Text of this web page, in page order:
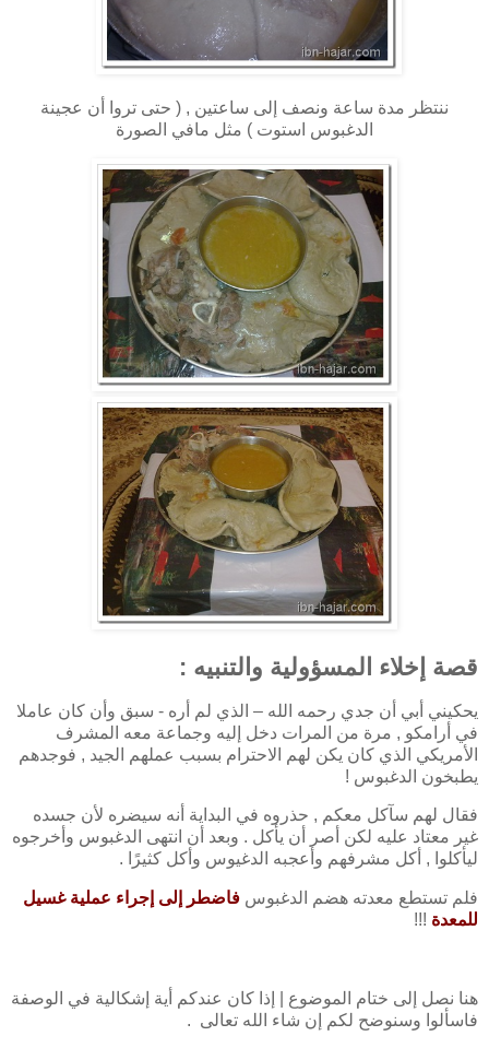
ننتظر مدة ساعة ونصف إلى ساعتين , ( حتى تروا أن عجينة
الدغبوس استوت ) مثل مافي الصورة
قصة إخلاء المسؤولية والتنبيه :
يحكيني أبي أن جدي رحمه الله – الذي لم أره - سبق وأن كان عاملا
في أرامكو , مرة من المرات دخل إليه وجماعة معه المشرف
الأمريكي الذي كان يكن لهم الاحترام بسبب عملهم الجيد , فوجدهم
يطبخون الدغبوس !
فقال لهم سآكل معكم , حذروه في البداية أنه سيضره لأن جسده
غير معتاد عليه لكن أصر أن يأكل . وبعد أن انتهى الدغبوس وأخرجوه
ليأكلوا , أكل مشرفهم وأعجبه الدغيوس وأكل كثيرًا .
فلم تستطع معدته هضم الدغبوس فاضطر إلى إجراء عملية غسيل
للمعدة !!!
هنا نصل إلى ختام الموضوع | إذا كان عندكم أية إشكالية في الوصفة
فاسألوا وسنوضح لكم إن شاء الله تعالى .